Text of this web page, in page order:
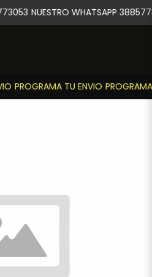
PROGRAMA TU ENVIO
NUESTRO WHATSAPP